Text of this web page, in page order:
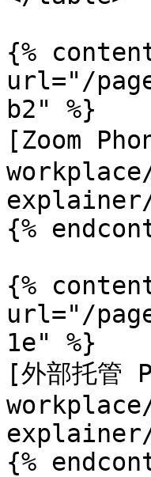
{%
url="/
b2" %}
[Zoom
{%
{%
url="/
1e" %}
[外部托
{%